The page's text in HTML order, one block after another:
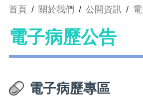
首頁 / 關於我們 / 公開資訊 /
電子病歷公告
電子病歷專區